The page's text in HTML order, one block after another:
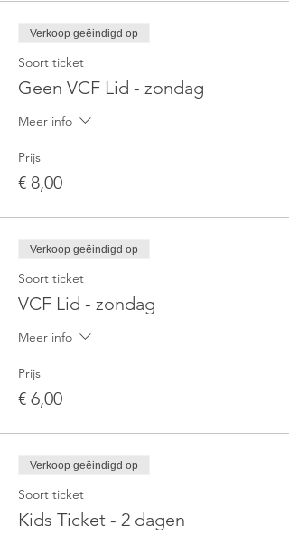
Verkoop geëindigd op
Soort ticket
Geen VCF Lid - zondag
Meer info
Prijs
€ 8,00
Verkoop geëindigd op
Soort ticket
VCF Lid - zondag
Meer info
Prijs
€ 6,00
Verkoop geëindigd op
Soort ticket
Kids Ticket - 2 dagen